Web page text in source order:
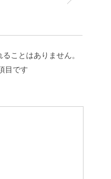
ことはありません。
目です